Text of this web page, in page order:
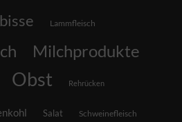
Lammfleisch
Milchprodukte
Obst Rehrücken
Salat Schweinefleisch